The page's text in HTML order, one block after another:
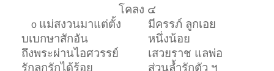
โคลง ๔
o แม่สงวนมาแต่ตั้ง
มีครรภ์ ลูกเอย
บเบกษาสักอัน
หนึ่งน้อย
ถึงพระผ่านไอศวรรย์
เสวยราช แลพ่อ
รักลูกรักได้ร้อย
ส่วนล้ำรักตัว ฯ